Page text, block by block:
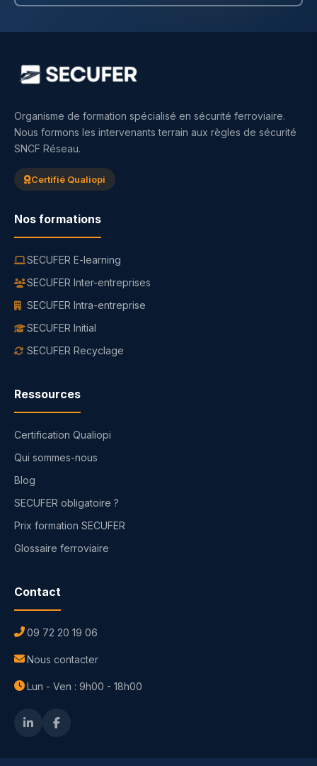
Organisme de formation spécialisé en sécurité ferroviaire.
Nous formons les intervenants terrain aux règles de sécurité
SNCF Réseau.
Certifié Qualiopi
Nos formations
SECUFER E-learning
SECUFER Inter-entreprises
SECUFER Intra-entreprise
SECUFER Initial
SECUFER Recyclage
Ressources
Certification Qualiopi
Qui sommes-nous
Blog
SECUFER obligatoire ?
Prix formation SECUFER
Glossaire ferroviaire
Contact
09 72 20 19 06
Nous contacter
Lun - Ven : 9h00 - 18h00